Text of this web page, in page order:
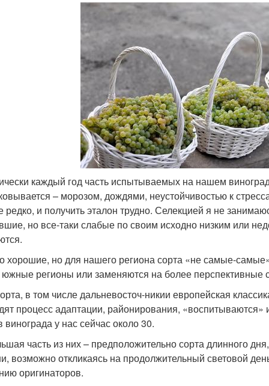
каждый год часть испытываемых на нашем
– морозом, дождями, неустойчивостью к
редко, и получить эталон трудно. Селекцией я не
но все-таки слабые по своим исходно низким или
хорошие, но для нашего региона сорта «не самые-
регионы или заменяются на более перспективные
в том числе дальневосточ-никии европейская
процесс адаптации, районирования,
винограда у нас сейчас около 30.
часть из них – предположительно сорта длинного
возможно откликаясь на продолжительный световой
оригинаторов.